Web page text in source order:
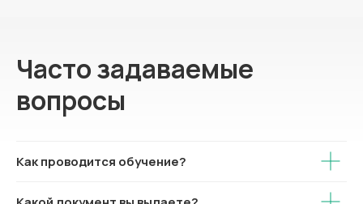
Часто задаваемые
вопросы
Как проводится обучение?